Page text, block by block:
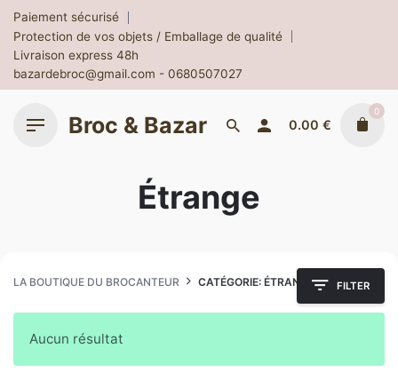
Skip
content
Paiement sécurisé
Protection de vos objets / Emballage de qualité
Livraison express 48h
bazardebroc@gmail.com - 0680507027
Broc & Bazar 0.00 €
0
Étrange
LA BOUTIQUE DU BROCANTEUR CATÉGORIE: ÉTRANGE FILTER
Aucun résultat